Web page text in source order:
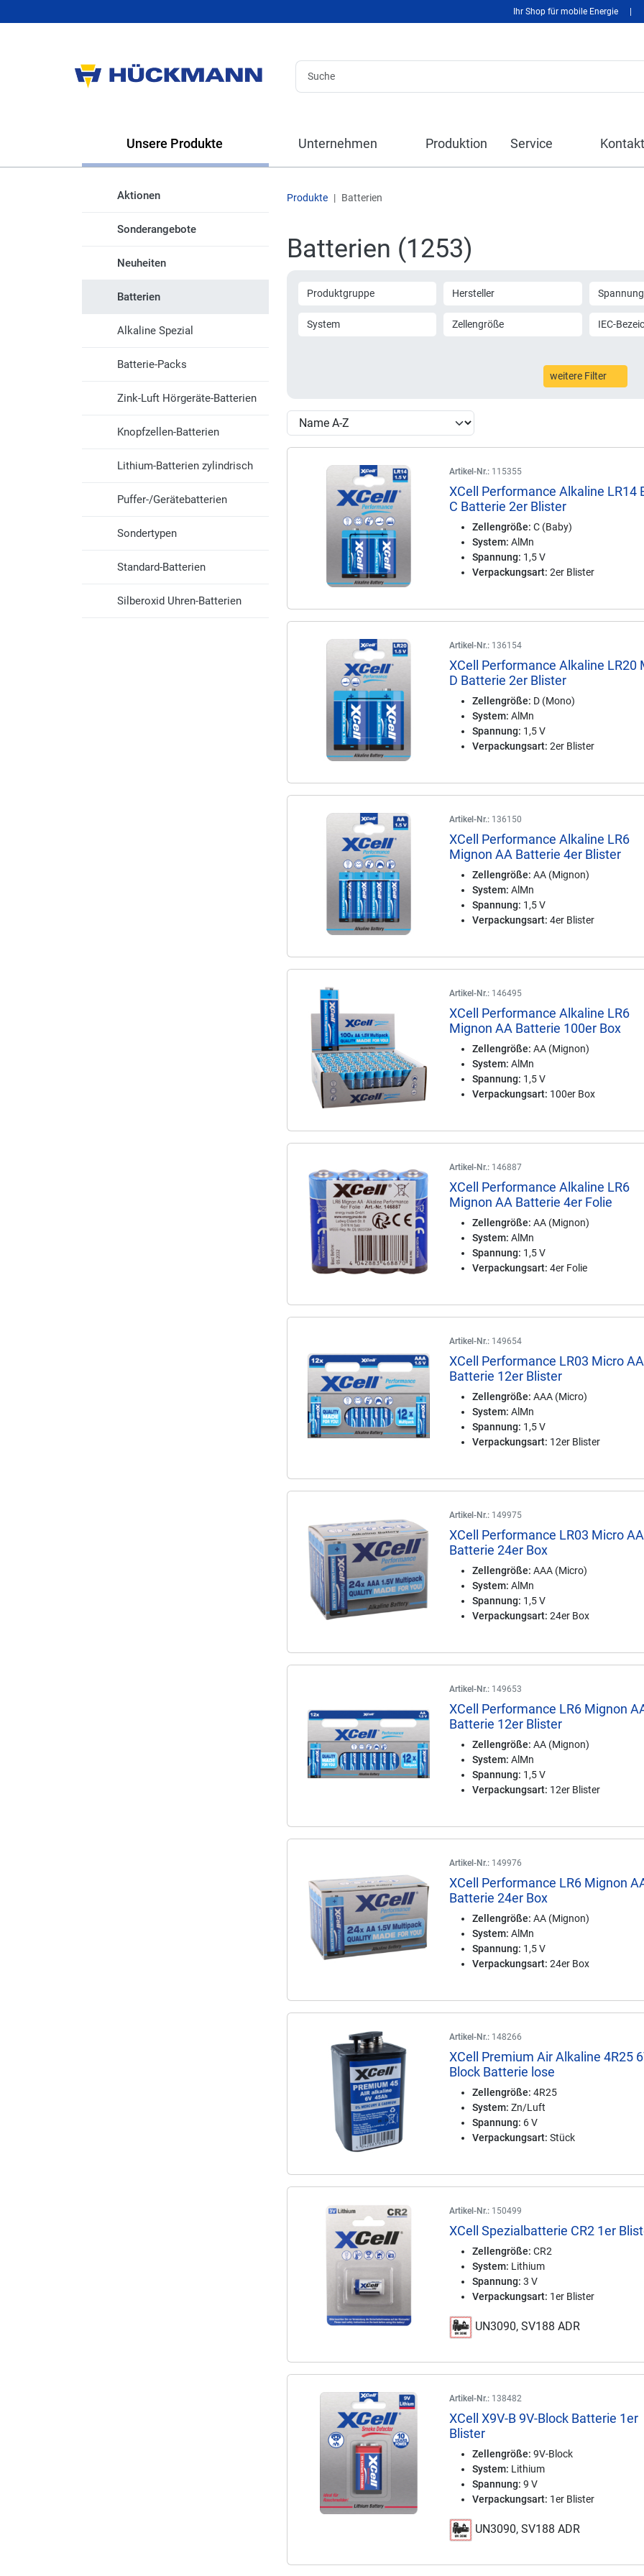
Ihr Shop für mobile Energie
Unsere Produkte Unternehmen Produktion Service Kontakt
Aktionen
Sonderangebote
Neuheiten
Batterien
Alkaline Spezial
Batterie-Packs
Zink-Luft Hörgeräte-Batterien
Knopfzellen-Batterien
Lithium-Batterien zylindrisch
Puffer-/Gerätebatterien
Sondertypen
Standard-Batterien
Silberoxid Uhren-Batterien
Produkte Batterien
Batterien (1253)
Produktgruppe Hersteller Spannung
System Zellengröße IEC-
weitere Filter
Artikel-Nr.: 115355
XCell Performance Alkaline LR14
C Batterie 2er Blister
Zellengröße: C (Baby)
System: AlMn
Spannung: 1,5 V
Verpackungsart: 2er Blister
Artikel-Nr.: 136154
XCell Performance Alkaline LR20
D Batterie 2er Blister
Zellengröße: D (Mono)
System: AlMn
Spannung: 1,5 V
Verpackungsart: 2er Blister
Artikel-Nr.: 136150
XCell Performance Alkaline LR6
Mignon AA Batterie 4er Blister
Zellengröße: AA (Mignon)
System: AlMn
Spannung: 1,5 V
Verpackungsart: 4er Blister
Artikel-Nr.: 146495
XCell Performance Alkaline LR6
Mignon AA Batterie 100er Box
Zellengröße: AA (Mignon)
System: AlMn
Spannung: 1,5 V
Verpackungsart: 100er Box
Artikel-Nr.: 146887
XCell Performance Alkaline LR6
Mignon AA Batterie 4er Folie
Zellengröße: AA (Mignon)
System: AlMn
Spannung: 1,5 V
Verpackungsart: 4er Folie
Artikel-Nr.: 149654
XCell Performance LR03 Micro
Batterie 12er Blister
Zellengröße: AAA (Micro)
System: AlMn
Spannung: 1,5 V
Verpackungsart: 12er Blister
Artikel-Nr.: 149975
XCell Performance LR03 Micro
Batterie 24er Box
Zellengröße: AAA (Micro)
System: AlMn
Spannung: 1,5 V
Verpackungsart: 24er Box
Artikel-Nr.: 149653
XCell Performance LR6 Mignon
Batterie 12er Blister
Zellengröße: AA (Mignon)
System: AlMn
Spannung: 1,5 V
Verpackungsart: 12er Blister
Artikel-Nr.: 149976
XCell Performance LR6 Mignon
Batterie 24er Box
Zellengröße: AA (Mignon)
System: AlMn
Spannung: 1,5 V
Verpackungsart: 24er Box
Artikel-Nr.: 148266
XCell Premium Air Alkaline 4R25
Block Batterie lose
Zellengröße: 4R25
System: Zn/Luft
Spannung: 6 V
Verpackungsart: Stück
Artikel-Nr.: 150499
XCell Spezialbatterie CR2 1er
Zellengröße: CR2
System: Lithium
Spannung: 3 V
Verpackungsart: 1er Blister
UN3090, SV188 ADR
Artikel-Nr.: 138482
XCell X9V-B 9V-Block Batterie 1er
Blister
Zellengröße: 9V-Block
System: Lithium
Spannung: 9 V
Verpackungsart: 1er Blister
UN3090, SV188 ADR